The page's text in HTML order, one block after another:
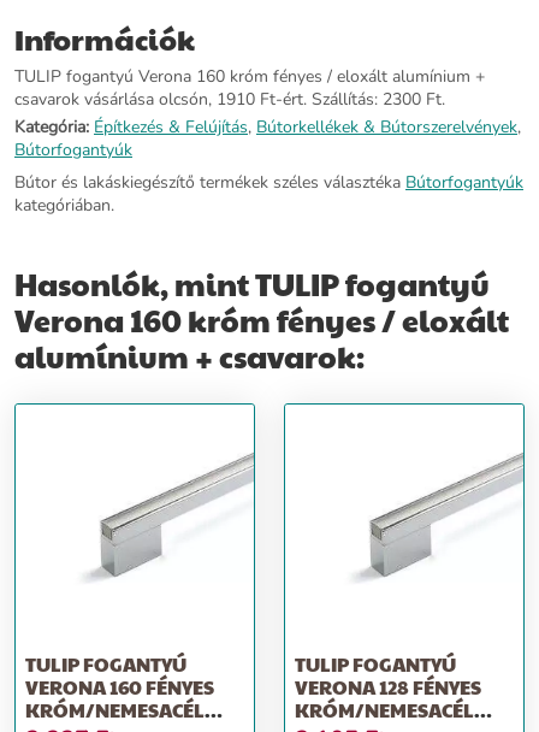
További információ>>
Információk
TULIP fogantyú Verona 160 króm fényes / eloxált alumínium +
csavarok vásárlása olcsón, 1910 Ft-ért. Szállítás: 2300 Ft.
Kategória: Építkezés & Felújítás, Bútorkellékek & Bútorszerelvények,
Bútorfogantyúk
Bútor és lakáskiegészítő termékek széles választéka Bútorfogantyúk
kategóriában.
Hasonlók, mint TULIP fogantyú
Verona 160 króm fényes / eloxált
alumínium + csavarok:
TULIP FOGANTYÚ
VERONA 160 FÉNYES
KRÓM/NEMESACÉL
TULIP FOGANTYÚ
VERONA 128 FÉNYES
KRÓM/NEMESACÉL